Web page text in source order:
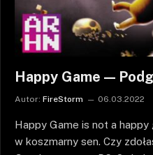
Happy Game —
Autor: FireStorm 06.03.2022
Happy Game is not a happy
w koszmarny sen. Czy